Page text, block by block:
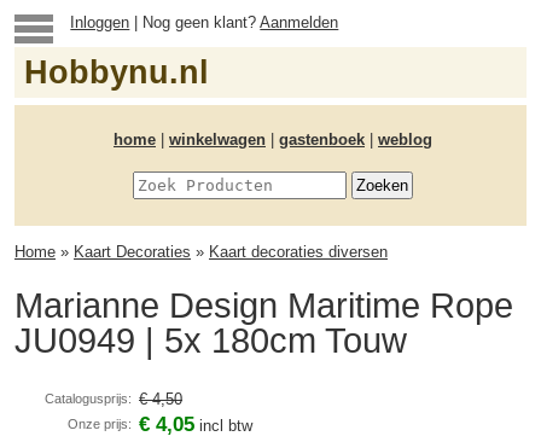
Inloggen | Nog geen klant?Aanmelden
Hobbynu.nl
home winkelwagen gastenboek weblog
Home » Kaart Decoraties » Kaart decoraties diversen
Marianne Design Maritime Rope
JU0949 | 5x 180cm Touw
Catalogusprijs: € 4,50
Onze prijs: € 4,05 incl btw